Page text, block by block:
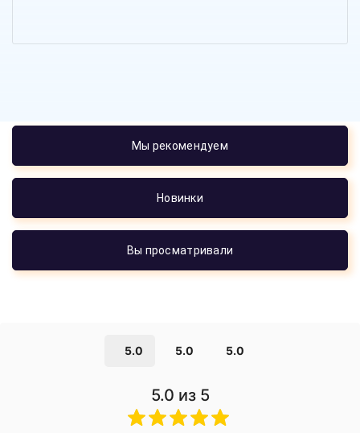
Мы рекомендуем
Новинки
Вы просматривали
5.0 5.0
5.0 из 5